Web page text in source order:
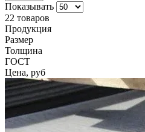
Показывать
22 товаров
Продукция
Размер
Толщина
ГОСТ
Цена, руб